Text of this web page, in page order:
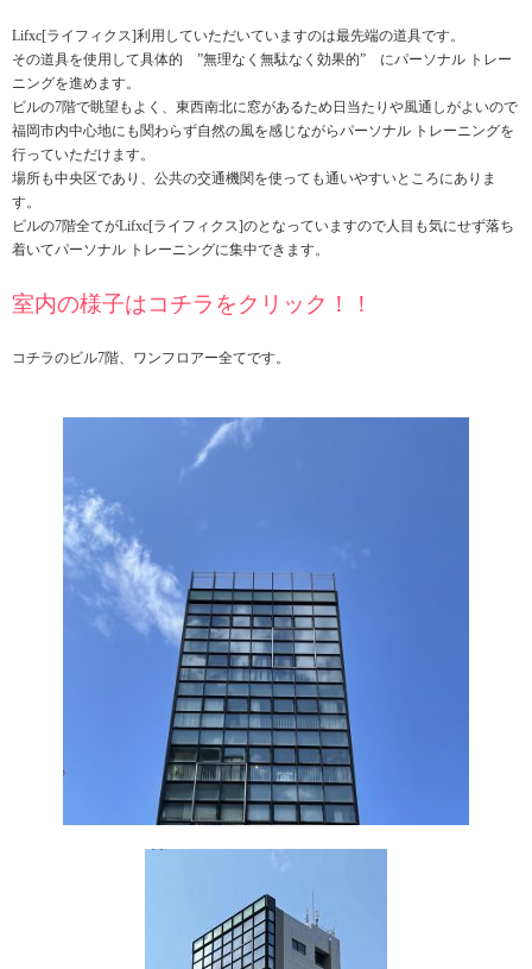
Lifxc[ライフィクス]利用していただいていますのは最先端の道具です。
その道具を使用して具体的 ”無理なく無駄なく効果的” にパーソナル トレー
ニングを進めます。
ビルの7階で眺望もよく、東西南北に窓があるため日当たりや風通しがよいので
福岡市内中心地にも関わらず自然の風を感じながらパーソナル トレーニングを
行っていただけます。
場所も中央区であり、公共の交通機関を使っても通いやすいところにありま
す。
ビルの7階全てがLifxc[ライフィクス]のとなっていますので人目も気にせず落ち
着いてパーソナル トレーニングに集中できます。
室内の様子はコチラをクリック！！
コチラのビル7階、ワンフロアー全てです。